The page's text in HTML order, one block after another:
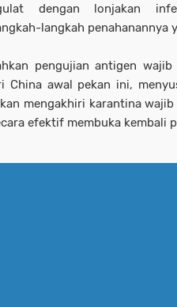
dengan lonjakan
langkah penahanannya
pengujian antigen
China awal pekan ini,
mengakhiri karantina
efektif membuka kembali